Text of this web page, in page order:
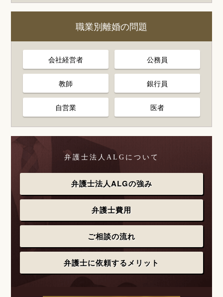
職業別離婚の問題
会社経営者 公務員
教師 銀行員
自営業 医者
弁護士法人ALGについて
弁護士法人ALGの強み
弁護士費用
ご相談の流れ
弁護士に依頼するメリット